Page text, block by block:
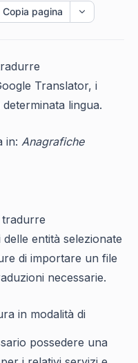
Copia pagina
Translator, i
lingua.
in: Anagrafiche
entità selezionate
di importare un file
necessarie.
in modalità di
possedere una